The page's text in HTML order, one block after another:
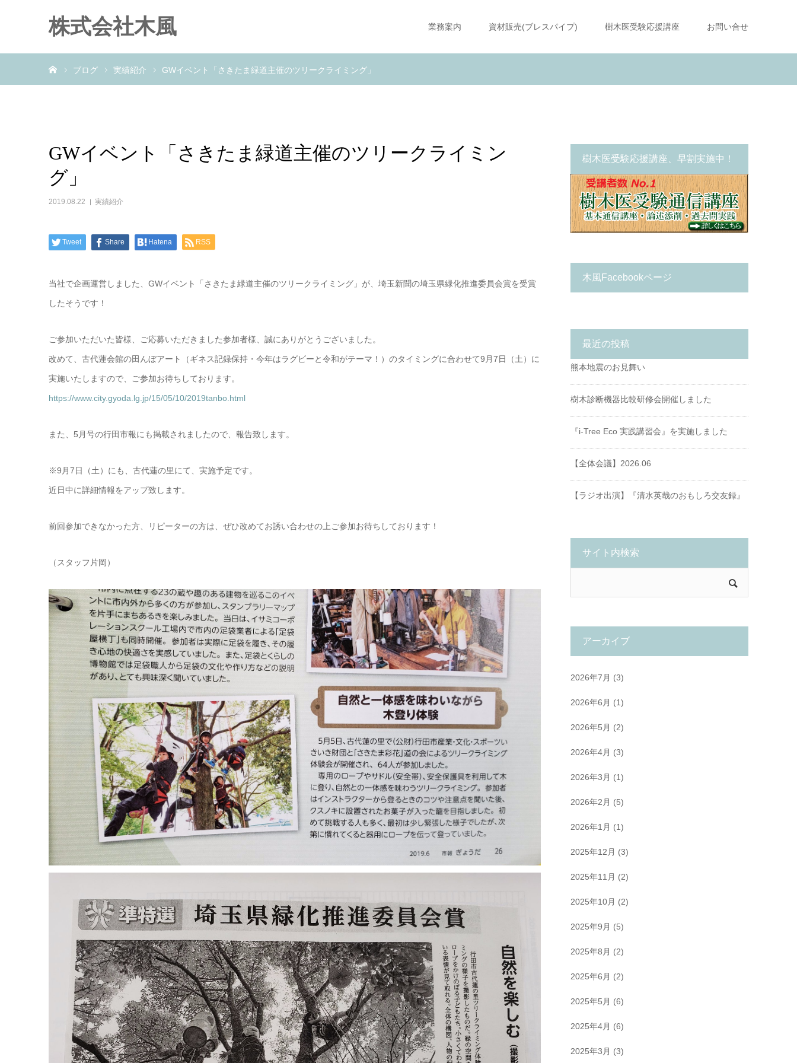
株式会社木風 業務案内 資材販売(ブレスパイプ) 樹木医受験応援講座 お問い合せ
ブログ 実績紹介 GWイベント「さきたま緑道主催のツリークライミング」
GWイベント「さきたま緑道主催のツリークライミン
グ」
2019.08.22 実績紹介
Tweet Share Hatena RSS
当社で企画運営しました、GWイベント「さきたま緑道主催のツリークライミング」が、埼玉新聞の埼玉県緑化推進委員会賞を受賞
したそうです！
ご参加いただいた皆様、ご応募いただきました参加者様、誠にありがとうございました。
改めて、古代蓮会館の田んぼアート（ギネス記録保持・今年はラグビーと令和がテーマ！）のタイミングに合わせて9月7日（土）に
実施いたしますので、ご参加お待ちしております。
https://www.city.gyoda.lg.jp/15/05/10/2019tanbo.html
また、5月号の行田市報にも掲載されましたので、報告致します。
※9月7日（土）にも、古代蓮の里にて、実施予定です。
近日中に詳細情報をアップ致します。
前回参加できなかった方、リピーターの方は、ぜひ改めてお誘い合わせの上ご参加お待ちしております！
（スタッフ片岡）
樹木医受験応援講座、早割実施中！
木風Facebookページ
最近の投稿
熊本地震のお見舞い
樹木診断機器比較研修会開催しました
『i-Tree Eco 実践講習会』を実施しました
【全体会議】2026.06
【ラジオ出演】『清水英哉のおもしろ交友録』
サイト内検索
アーカイブ
2026年7月 (3)
2026年6月 (1)
2026年5月 (2)
2026年4月 (3)
2026年3月 (1)
2026年2月 (5)
2026年1月 (1)
2025年12月 (3)
2025年11月 (2)
2025年10月 (2)
2025年9月 (5)
2025年8月 (2)
2025年6月 (2)
2025年5月 (6)
2025年4月 (6)
2025年3月 (3)